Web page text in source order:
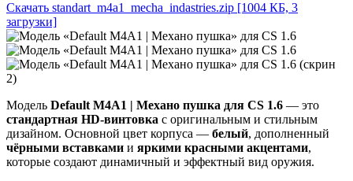
Скачать standart_m4a1_mecha_indastries.zip [1004 КБ, 3
загрузки]
Модель Default M4A1 | Механо пушка для CS 1.6 — это
стандартная HD-винтовка с оригинальным и стильным
дизайном. Основной цвет корпуса — белый, дополненный
чёрными вставками и яркими красными акцентами,
которые создают динамичный и эффектный вид оружия.